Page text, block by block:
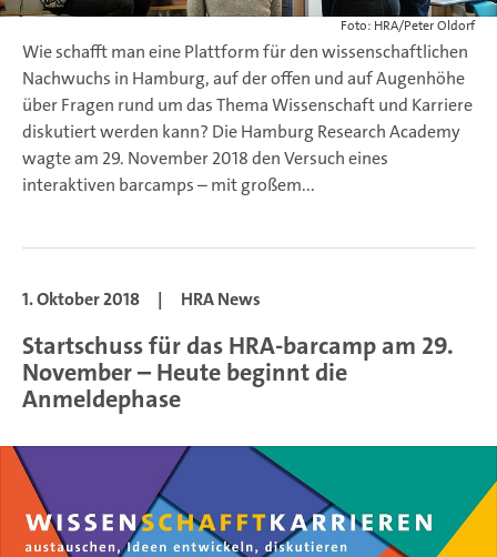
Foto: HRA/Peter Oldorf
Wie schafft man eine Plattform für den wissenschaftlichen
Nachwuchs in Hamburg, auf der offen und auf Augenhöhe
über Fragen rund um das Thema Wissenschaft und Karriere
diskutiert werden kann? Die Hamburg Research Academy
wagte am 29. November 2018 den Versuch eines
interaktiven barcamps – mit großem...
1. Oktober 2018 | HRA News
Startschuss für das HRA-barcamp am 29.
November – Heute beginnt die
Anmeldephase